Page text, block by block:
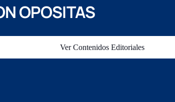
OPOSITAS
Ver Contenidos Editoriales